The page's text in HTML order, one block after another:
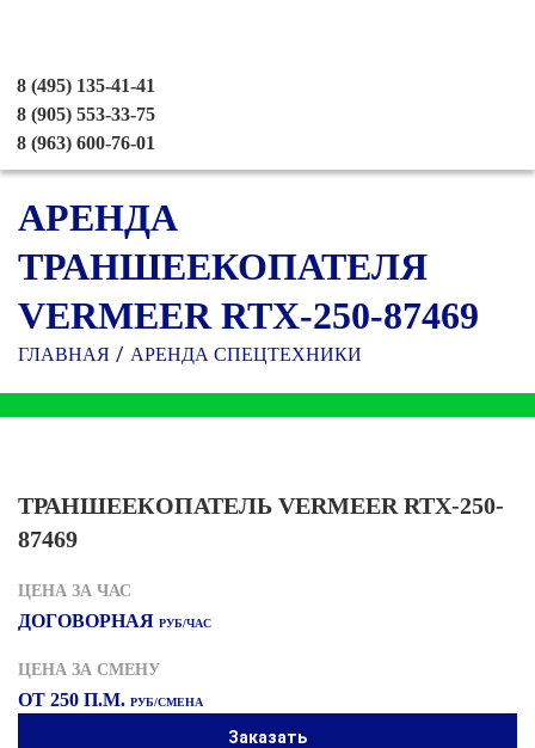
8 (495) 135-41-41
8 (905) 553-33-75
8 (963) 600-76-01
АРЕНДА
ТРАНШЕЕКОПАТЕЛЯ
VERMEER RTX-250-87469
ГЛАВНАЯ АРЕНДА СПЕЦТЕХНИКИ
ТРАНШЕЕКОПАТЕЛЬ VERMEER RTX-250-
87469
ЦЕНА ЗА ЧАС
ДОГОВОРНАЯ РУБ/ЧАС
ЦЕНА ЗА СМЕНУ
ОТ 250 П.М. РУБ/СМЕНА
Заказать